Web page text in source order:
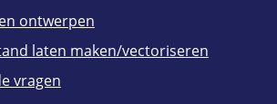
ontwerpen
laten maken/vectoriseren
vragen